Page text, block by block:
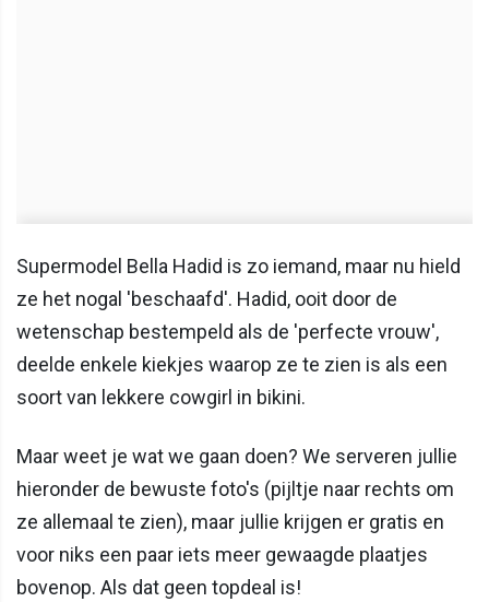
Supermodel Bella Hadid is zo iemand, maar nu hield
ze het nogal 'beschaafd'. Hadid, ooit door de
wetenschap bestempeld als de 'perfecte vrouw',
deelde enkele kiekjes waarop ze te zien is als een
soort van lekkere cowgirl in bikini.
Maar weet je wat we gaan doen? We serveren jullie
hieronder de bewuste foto's (pijltje naar rechts om
ze allemaal te zien), maar jullie krijgen er gratis en
voor niks een paar iets meer gewaagde plaatjes
bovenop. Als dat geen topdeal is!